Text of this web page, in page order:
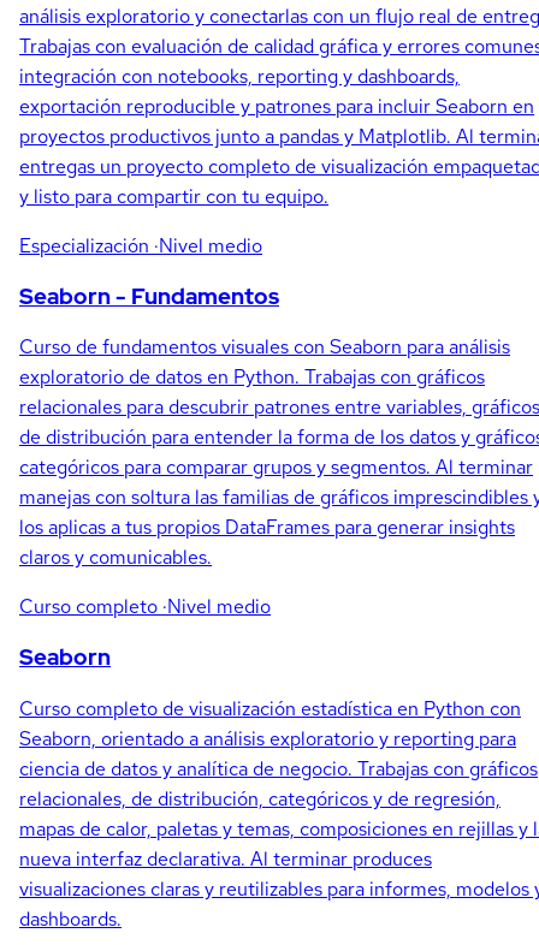
análisis exploratorio y conectarlas con un flujo real de
Trabajas con evaluación de calidad gráfica y errores
integración con notebooks, reporting y dashboards,
exportación reproducible y patrones para incluir Seaborn en
proyectos productivos junto a pandas y Matplotlib. Al
entregas un proyecto completo de visualización
y listo para compartir con tu equipo.
Especialización ·Nivel medio
Seaborn - Fundamentos
Curso de fundamentos visuales con Seaborn para análisis
exploratorio de datos en Python. Trabajas con gráficos
relacionales para descubrir patrones entre variables, gráficos
de distribución para entender la forma de los datos y
categóricos para comparar grupos y segmentos. Al terminar
manejas con soltura las familias de gráficos imprescindibles
los aplicas a tus propios DataFrames para generar insights
claros y comunicables.
Curso completo ·Nivel medio
Seaborn
Curso completo de visualización estadística en Python con
Seaborn, orientado a análisis exploratorio y reporting para
ciencia de datos y analítica de negocio. Trabajas con gráficos
relacionales, de distribución, categóricos y de regresión,
mapas de calor, paletas y temas, composiciones en rejillas y
nueva interfaz declarativa. Al terminar produces
visualizaciones claras y reutilizables para informes, modelos
dashboards.